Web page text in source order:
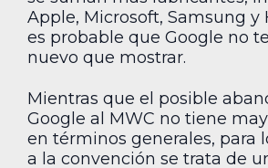
Apple, Microsoft, Samsung y
es probable que Google no
nuevo que mostrar.
Mientras que el posible
Google al MWC no tiene
en términos generales, para
a la convención se trata de